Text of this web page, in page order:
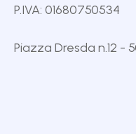
P.IVA: 01680750534
Piazza Dresda n.12 -